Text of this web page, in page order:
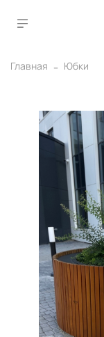
Главная Юбки